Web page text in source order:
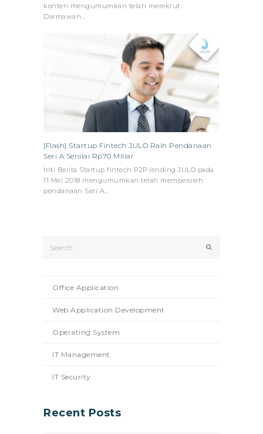
konten mengumumkan telah merekrut
Darmawan…
[Flash] Startup Fintech JULO Raih Pendanaan
Seri A Senilai Rp70 Miliar
Inti Berita Startup fintech P2P lending JULO pada
11 Mei 2018 mengumumkan telah memperoleh
pendanaan Seri A…
Office Application
Web Application Development
Operating System
IT Management
IT Security
Recent Posts